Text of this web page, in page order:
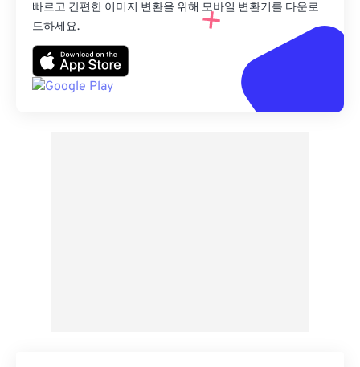
빠르고 간편한 이미지 변환을 위해 모바일 변환기를 다운로
드하세요.